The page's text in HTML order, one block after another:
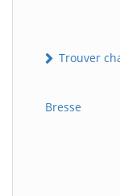
Trouver
Bresse